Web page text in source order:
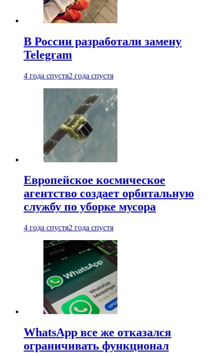
В России разработали замену
Telegram
4 года спустя2 года спустя
Европейское космическое
агентство создает орбитальную
службу по уборке мусора
4 года спустя2 года спустя
WhatsApp все же отказался
ограничивать функционал